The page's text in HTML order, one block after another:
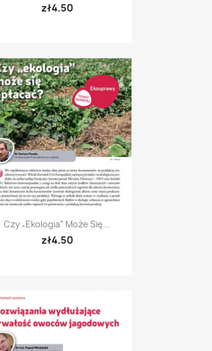
zł4.50
Quick view
Czy „ekologia” Może Się...
zł4.50